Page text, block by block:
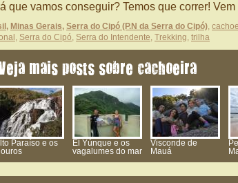
que vamos conseguir? Temos que correr! Vem
, Minas Gerais, Serra do Cipó (P.N da Serra do Cipó),
, Serra do Cipó, Serra do Intendente, Trekking, trilha
mais posts sobre cachoeira
Paraíso e os
El Yúnque e os
vagalumes do mar
Visconde de
Mauá